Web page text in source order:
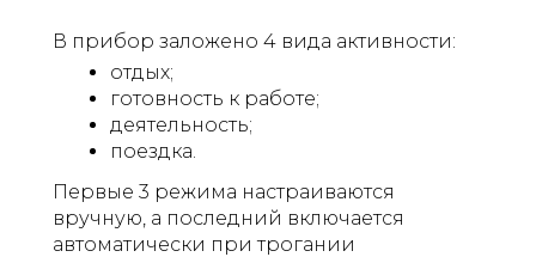
В прибор заложено 4 вида активности:
отдых;
готовность к работе;
деятельность;
поездка.
Первые 3 режима настраиваются
вручную, а последний включается
автоматически при трогании